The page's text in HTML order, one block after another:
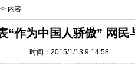
内容
“作为中国人骄傲” 网民
时间：2015/1/13 9:14:58